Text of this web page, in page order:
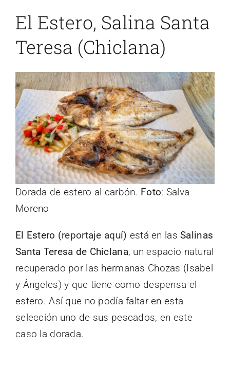
El Estero, Salina Santa
Teresa (Chiclana)
Dorada de estero al carbón. Foto: Salva
Moreno
El Estero (reportaje aquí) está en lasSalinas
Santa Teresa de Chiclana, un espacio natural
recuperado por las hermanas Chozas (Isabel
y Ángeles) y que tiene como despensa el
estero. Así que no podía faltar en esta
selección uno de sus pescados, en este
caso la dorada.